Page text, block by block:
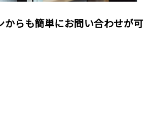
からも簡単にお問い合わせが可